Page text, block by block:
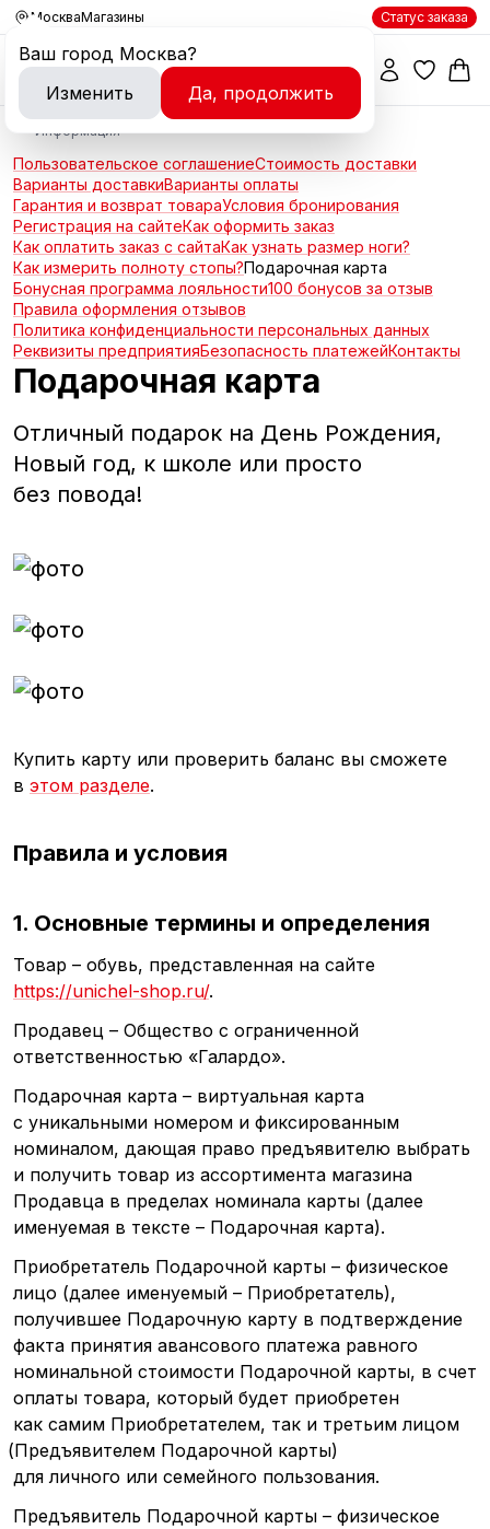
Москва
Ваш город Москва?
Изменить
Да, продолжить
Магазины Статус заказа
Информация
Подарочная карта
Отличный подарок на День Рождения,
Новый год, к школе или просто
без повода!
Купить карту или проверить баланс вы сможете
в этом разделе.
Правила и условия
1. Основные термины и определения
Товар – обувь, представленная на сайте
https://unichel-shop.ru/.
Продавец – Общество с ограниченной
ответственностью «Галардо».
Подарочная карта – виртуальная карта
с уникальными номером и фиксированным
номиналом, дающая право предъявителю выбрать
и получить товар из ассортимента магазина
Продавца в пределах номинала карты (далее
именуемая в тексте – Подарочная карта).
Приобретатель Подарочной карты – физическое
лицо (далее именуемый – Приобретатель),
получившее Подарочную карту в подтверждение
факта принятия авансового платежа равного
номинальной стоимости Подарочной карты, в счет
оплаты товара, который будет приобретен
как самим Приобретателем, так и третьим лицом
(Предъявителем Подарочной карты)
для личного или семейного пользования.
Предъявитель Подарочной карты – физическое
Пользовательское соглашениеСтоимость доставки
Варианты доставкиВарианты оплаты
Гарантия и возврат товараУсловия бронирования
Регистрация на сайтеКак оформить заказ
Как оплатить заказ с сайтаКак узнать размер ноги?
Как измерить полноту стопы?Подарочная карта
Бонусная программа лояльности100 бонусов за отзыв
Правила оформления отзывов
Политика конфиденциальности персональных данных
Реквизиты предприятияБезопасность платежейКонтакты